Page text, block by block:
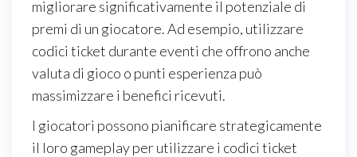
migliorare significativamente il potenziale di
premi di un giocatore. Ad esempio, utilizzare
codici ticket durante eventi che offrono anche
valuta di gioco o punti esperienza può
massimizzare i benefici ricevuti.
I giocatori possono pianificare strategicamente
il loro gameplay per utilizzare i codici ticket